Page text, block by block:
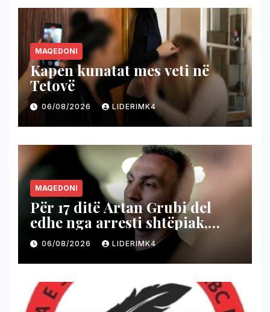
MAQEDONI
Kapen kunatat mes veti në
Tetovë
06/08/2026 LIDERIMK4
MAQEDONI
Për 17 ditë Artan Grubi del
edhe nga arresti shtëpiak,
nëse prokurori që e nxori nga
Shutka nuk ngre akuzë
brenda afatit ligjor
06/08/2026 LIDERIMK4